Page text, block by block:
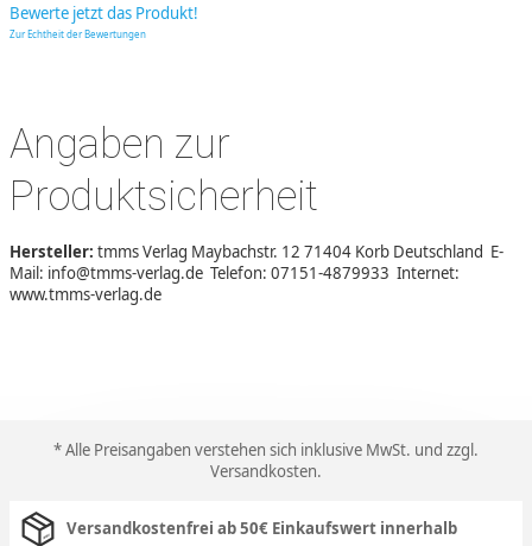
Bewerte jetzt das Produkt!
Zur Echtheit der Bewertungen
Angaben zur
Produktsicherheit
Hersteller: tmms Verlag Maybachstr. 12 71404 Korb Deutschland E-
Mail: info@tmms-verlag.de Telefon: 07151-4879933 Internet:
www.tmms-verlag.de
* Alle Preisangaben verstehen sich inklusive MwSt. und zzgl.
Versandkosten.
Versandkostenfrei ab 50€ Einkaufswert innerhalb